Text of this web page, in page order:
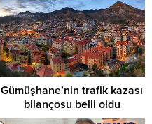
Gümüşhane’nin trafik kazası
bilançosu belli oldu